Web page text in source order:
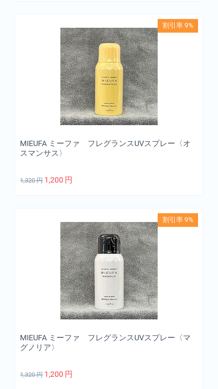
割引率 9%
MIEUFA ミーファ フレグランスUVスプレー〈オ
スマンサス〉
1,320 円 1,200 円
割引率 9%
MIEUFA ミーファ フレグランスUVスプレー〈マ
グノリア〉
1,320 円 1,200 円